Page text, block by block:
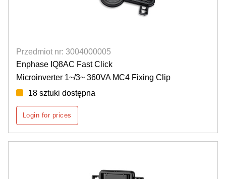
Przedmiot nr: 3004000005
Enphase IQ8AC Fast Click
Microinverter 1~/3~ 360VA MC4 Fixing Clip
18 sztuki dostępna
Login for prices